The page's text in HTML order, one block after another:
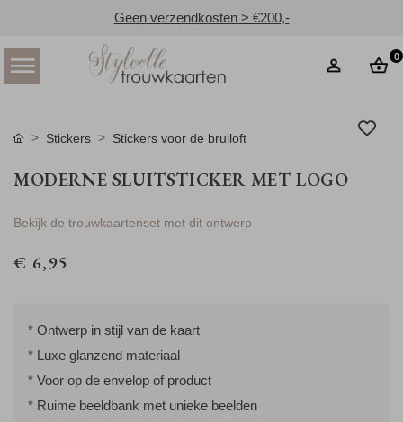
Geen verzendkosten > €200,-
0
Stickers Stickers voor de bruiloft
MODERNE SLUITSTICKER MET LOGO
Bekijk de trouwkaartenset met dit ontwerp
€ 6,95
* Ontwerp in stijl van de kaart
* Luxe glanzend materiaal
* Voor op de envelop of product
* Ruime beeldbank met unieke beelden